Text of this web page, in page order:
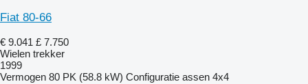
Fiat 80-66
€ 9.041 £ 7.750
Wielen trekker
1999
Vermogen 80 PK (58.8 kW) Configuratie assen 4x4